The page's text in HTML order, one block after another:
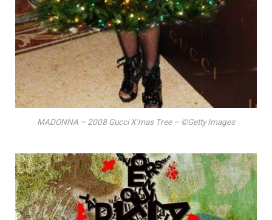
MADONNA – 2008 Gucci X’mas Tree – ©Getty Images